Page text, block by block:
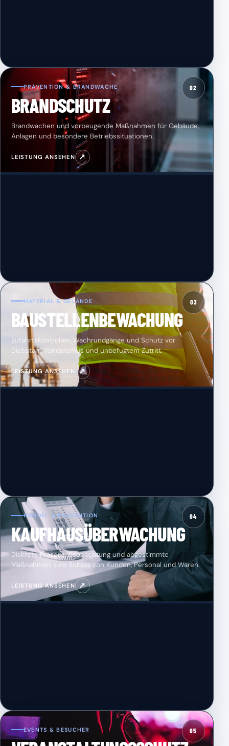
02
PRÄVENTION & BRANDWACHE
BRANDSCHUTZ
Brandwachen und vorbeugende Maßnahmen für Gebäude,
Anlagen und besondere Betriebssituationen.
LEISTUNG ANSEHEN ↗
03
MATERIAL & GELÄNDE
BAUSTELLENBEWACHUNG
Zufahrtskontrollen, Wachrundgänge und Schutz vor
Diebstahl, Vandalismus und unbefugtem Zutritt.
LEISTUNG ANSEHEN ↗
04
HANDEL & PRÄVENTION
KAUFHAUSÜBERWACHUNG
Diskrete Präsenz, Beobachtung und abgestimmte
Maßnahmen zum Schutz von Kunden, Personal und Waren.
LEISTUNG ANSEHEN ↗
05
EVENTS & BESUCHER